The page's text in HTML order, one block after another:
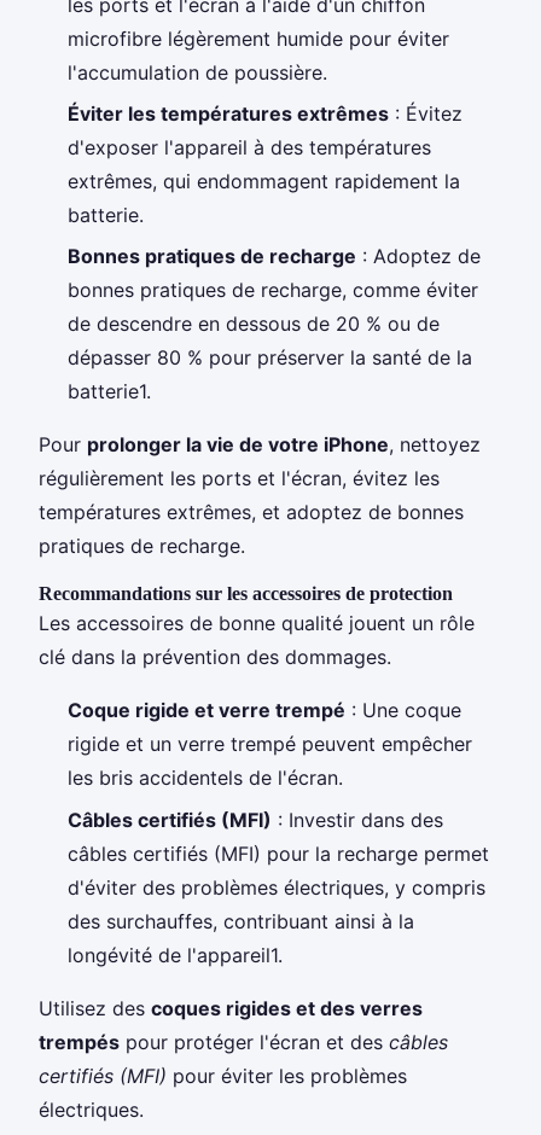
microfibre légèrement humide pour éviter
l'accumulation de poussière.
Éviter les températures extrêmes : Évitez
d'exposer l'appareil à des températures
extrêmes, qui endommagent rapidement la
batterie.
Bonnes pratiques de recharge : Adoptez de
bonnes pratiques de recharge, comme éviter
de descendre en dessous de 20 % ou de
dépasser 80 % pour préserver la santé de la
batterie1.
Pour prolonger la vie de votre iPhone, nettoyez
régulièrement les ports et l'écran, évitez les
températures extrêmes, et adoptez de bonnes
pratiques de recharge.
Recommandations sur les accessoires de protection
Les accessoires de bonne qualité jouent un rôle
clé dans la prévention des dommages.
Coque rigide et verre trempé : Une coque
rigide et un verre trempé peuvent empêcher
les bris accidentels de l'écran.
Câbles certifiés (MFI) : Investir dans des
câbles certifiés (MFI) pour la recharge permet
d'éviter des problèmes électriques, y compris
des surchauffes, contribuant ainsi à la
longévité de l'appareil1.
Utilisez des coques rigides et des verres
trempés pour protéger l'écran et des câbles
certifiés (MFI) pour éviter les problèmes
électriques.